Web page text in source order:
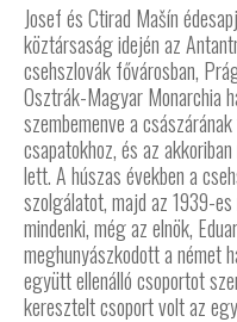
Josef és Ctirad Mašín
köztársaság idején az
csehszlovák fővárosban,
Osztrák-Magyar Monarchia
szembemenve a
csapatokhoz, és az
lett. A húszas években a
szolgálatot, majd az 1939-
mindenki, még az elnök,
meghunyászkodott a német
együtt ellenálló csoportot
keresztelt csoport volt az